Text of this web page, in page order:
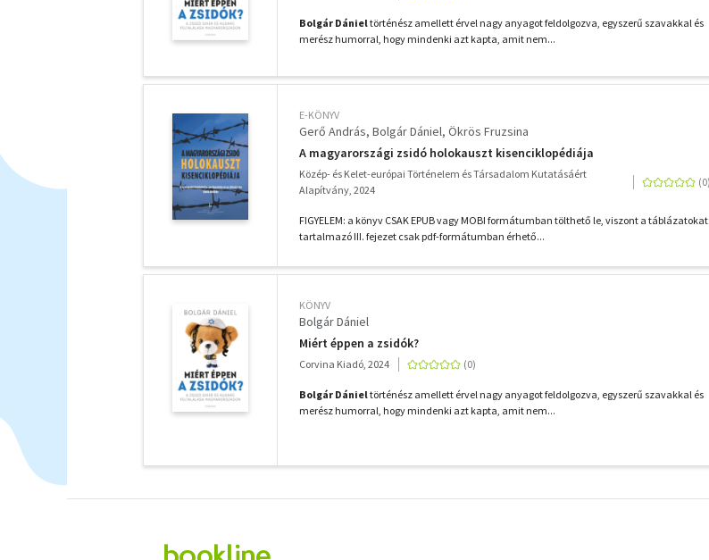
Bolgár Dánieltörténész amellett érvel nagy anyagot feldolgozva, egyszerű szavakkal és
merész humorral, hogy mindenki azt kapta, amit nem...
E-KÖNYV
Gerő András Bolgár Dániel Ökrös Fruzsina
A magyarországi zsidó holokauszt kisenciklopédiája
Közép- és Kelet-európai Történelem és Társadalom Kutatásáért
Alapítvány, 2024
FIGYELEM: a könyv CSAK EPUB vagy MOBI formátumban tölthető le, viszont a táblázatokat
tartalmazó III. fejezet csak pdf-formátumban érhető...
KÖNYV
Bolgár Dániel
Miért éppen a zsidók?
Corvina Kiadó, 2024
Bolgár Dánieltörténész amellett érvel nagy anyagot feldolgozva, egyszerű szavakkal és
merész humorral, hogy mindenki azt kapta, amit nem...
szűrők